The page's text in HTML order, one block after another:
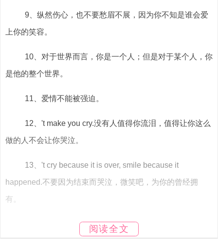
9、纵然伤心，也不要愁眉不展，因为你不知是谁会爱
上你的笑容。
10、对于世界而言，你是一个人；但是对于某个人，你
是他的整个世界。
11、爱情不能被强迫。
12、't make you cry.没有人值得你流泪，值得让你这么
做的人不会让你哭泣。
13、't cry because it is over, smile because it
happened.不要因为结束而哭泣，微笑吧，为你的曾经拥
有。
14、恨使生活瘫痪无力，爱使他重获新生。恨使生活混
乱不堪，爱是它变得和谐。恨使什么漆黑一团，爱使它光彩
阅读全文